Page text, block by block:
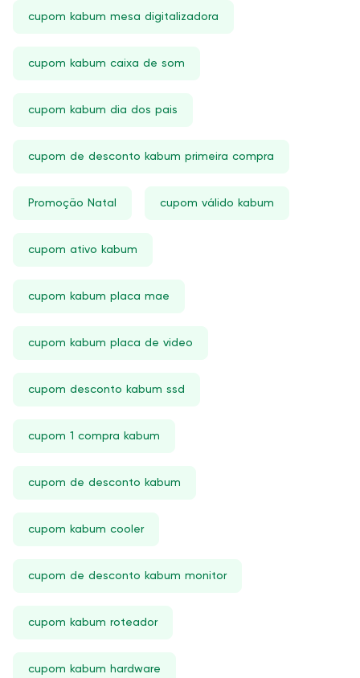
cupom kabum mesa digitalizadora
cupom kabum caixa de som
cupom kabum dia dos pais
cupom de desconto kabum primeira compra
Promoção Natal cupom válido kabum
cupom ativo kabum
cupom kabum placa mae
cupom kabum placa de video
cupom desconto kabum ssd
cupom 1 compra kabum
cupom de desconto kabum
cupom kabum cooler
cupom de desconto kabum monitor
cupom kabum roteador
cupom kabum hardware